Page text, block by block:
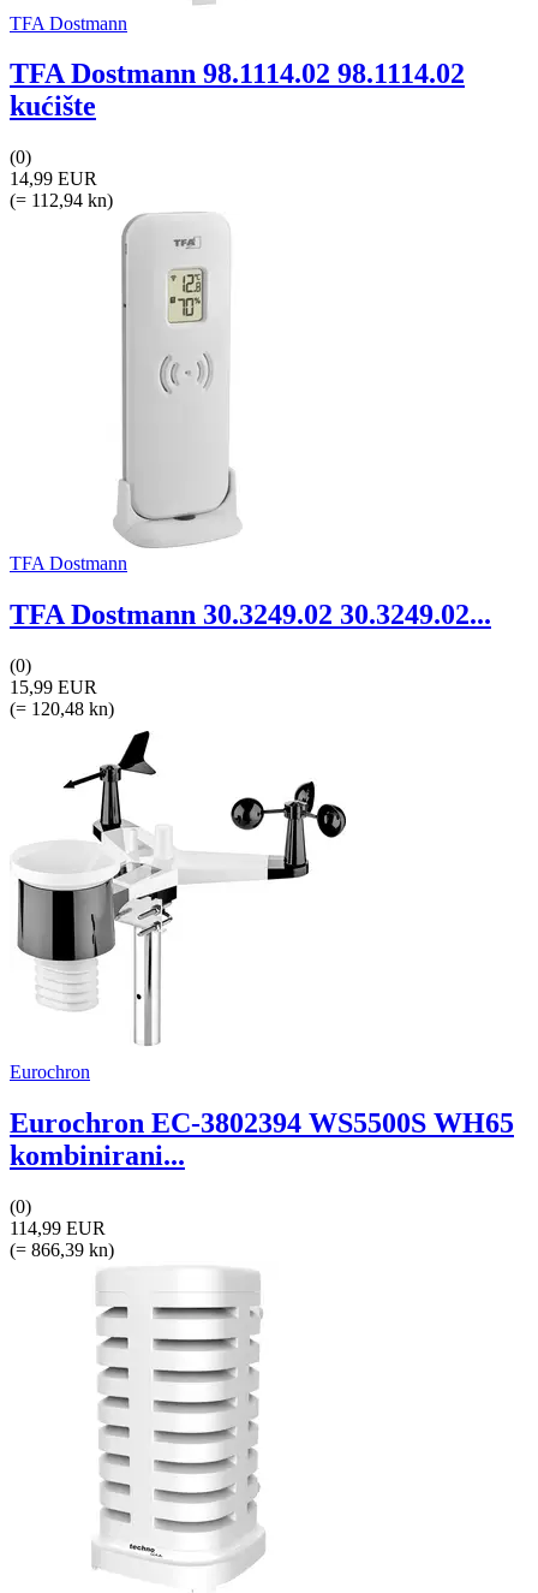
TFA Dostmann
TFA Dostmann 98.1114.02 98.1114.02
kućište
(0)
14,99 EUR
(= 112,94 kn)
TFA Dostmann
TFA Dostmann 30.3249.02 30.3249.02...
(0)
15,99 EUR
(= 120,48 kn)
Eurochron
Eurochron EC-3802394 WS5500S WH65
kombinirani...
(0)
114,99 EUR
(= 866,39 kn)